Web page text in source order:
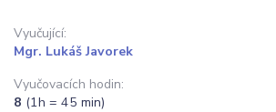
Vyučující:
Mgr. Lukáš Javorek
Vyučovacích hodin:
8 (1h = 45 min)